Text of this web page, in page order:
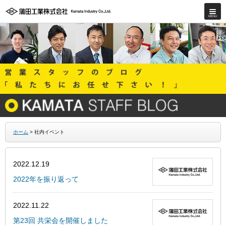
ホーム > 社内イベント
2022.12.19
2022年を振り返って
2022.11.22
第23回 共栄会を開催しました